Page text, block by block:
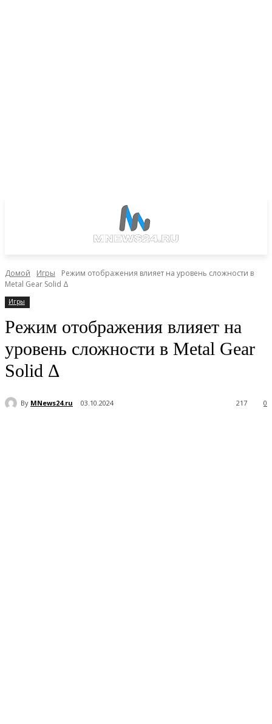
Домой Игры
Режим отображения влияет на уровень сложности в
Metal Gear Solid Δ
Игры
Режим отображения влияет на
уровень сложности в Metal Gear
Solid Δ
By MNews24.ru 03.10.2024 0
217